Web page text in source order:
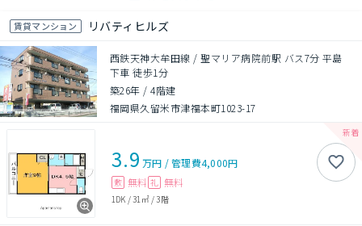
賃貸マンション リバティヒルズ
西鉄天神大牟田線 / 聖マリア病院前駅 バス7分 平島
下車 徒歩1分
築26年 /4階建
福岡県久留米市津福本町1023-17
3.9 万円 /管理費4,000円
敷 無料 礼 無料
1DK /31㎡/3階